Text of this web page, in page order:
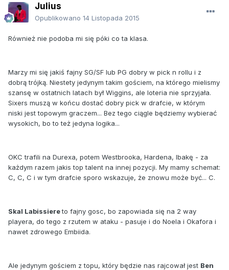
Julius
Opublikowano 14 Listopada 2015
Również nie podoba mi się póki co ta klasa.
Marzy mi się jakiś fajny SG/SF lub PG dobry w pick n rollu i z
dobrą trójką. Niestety jedynym takim gościem, na którego mielismy
szansę w ostatnich latach był Wiggins, ale loteria nie sprzyjała.
Sixers muszą w końcu dostać dobry pick w drafcie, w którym
niski jest topowym graczem... Bez tego ciągle będziemy wybierać
wysokich, bo to też jedyna logika...
OKC trafili na Durexa, potem Westbrooka, Hardena, Ibakę - za
każdym razem jakis top talent na innej pozycji. My mamy schemat:
C, C, C i w tym drafcie sporo wskazuje, że znowu może być... C.
Skal Labissiereto fajny gosc, bo zapowiada się na 2 way
playera, do tego z rzutem w ataku - pasuje i do Noela i Okafora i
nawet zdrowego Embiida.
Ale jedynym gościem z topu, który będzie nas rajcował jest Ben